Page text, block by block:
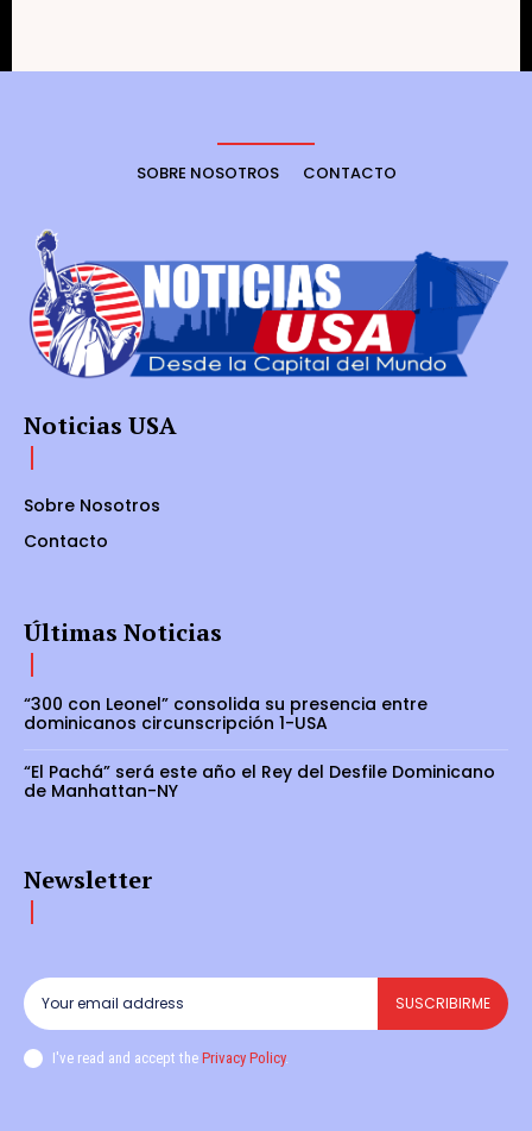
SOBRE NOSOTROS CONTACTO
Noticias USA
Sobre Nosotros
Contacto
Últimas Noticias
“300 con Leonel” consolida su presencia entre
dominicanos circunscripción 1-USA
“El Pachá” será este año el Rey del Desfile Dominicano
de Manhattan-NY
Newsletter
SUSCRIBIRME
I've read and accept the Privacy Policy.